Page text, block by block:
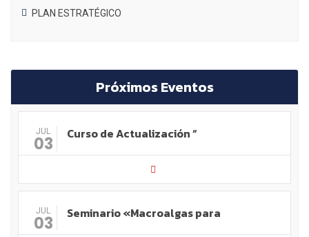
PLAN ESTRATÉGICO
Próximos Eventos
JUL
03 Curso de Actualización “
JUL
03 Seminario «Macroalgas para